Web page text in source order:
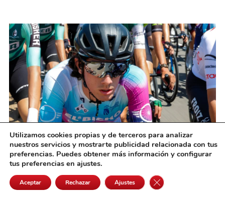
Rubén y Mario García Galán afrontan la Vuelta
a Castilla-La Mancha Leader en forma
agosto 6, 2026
Utilizamos cookies propias y de terceros para analizar
nuestros servicios y mostrarte publicidad relacionada con tus
preferencias. Puedes obtener más información y configurar
tus preferencias en ajustes.
Aceptar Rechazar Ajustes Cerrar el banner de